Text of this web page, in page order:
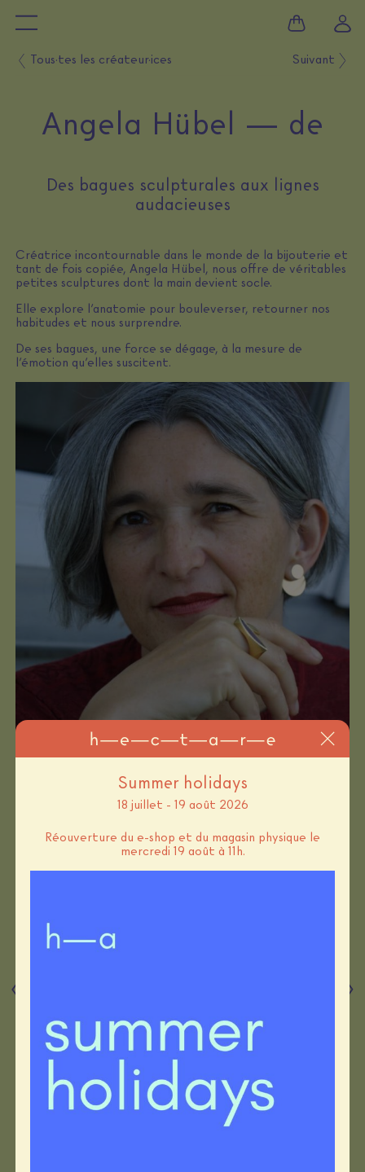
Tous·tes les créateur·ices Suivant
Angela Hübel — de
Des bagues sculpturales aux lignes
audacieuses
Créatrice incontournable dans le monde de la bijouterie et
tant de fois copiée, Angela Hübel, nous offre de véritables
petites sculptures dont la main devient socle.
Elle explore l’anatomie pour bouleverser, retourner nos
habitudes et nous surprendre.
De ses bagues, une force se dégage, à la mesure de
l’émotion qu’elles suscitent.
Summer holidays
18 juillet - 19 août 2026
Réouverture du e-shop et du magasin physique le
mercredi 19 août à 11h.